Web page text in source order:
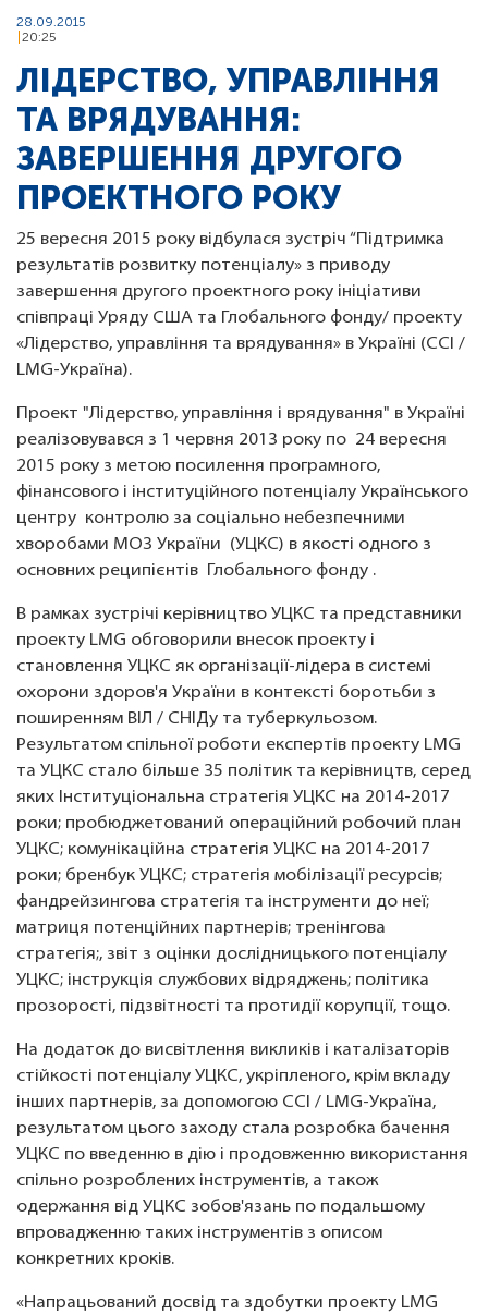
28.09.2015
20:25
ЛІДЕРСТВО, УПРАВЛІННЯ
ТА ВРЯДУВАННЯ:
ЗАВЕРШЕННЯ ДРУГОГО
ПРОЕКТНОГО РОКУ
25 вересня 2015 року відбулася зустріч “Підтримка
результатів розвитку потенціалу» з приводу
завершення другого проектного року ініціативи
співпраці Уряду США та Глобального фонду/ проекту
«Лідерство, управління та врядування» в Україні (CCI /
LMG-Україна).
Проект "Лідерство, управління і врядування" в Україні
реалізовувався з 1 червня 2013 року по 24 вересня
2015 року з метою посилення програмного,
фінансового і інституційного потенціалу Українського
центру контролю за соціально небезпечними
хворобами МОЗ України (УЦКС) в якості одного з
основних реципієнтів Глобального фонду .
В рамках зустрічі керівництво УЦКС та представники
проекту LMG обговорили внесок проекту і
становлення УЦКС як організації-лідера в системі
охорони здоров'я України в контексті боротьби з
поширенням ВІЛ / СНІДу та туберкульозом.
Результатом спільної роботи експертів проекту LMG
та УЦКС стало більше 35 політик та керівництв, серед
яких Інституціональна стратегія УЦКС на 2014-2017
роки; пробюджетований операційний робочий план
УЦКС; комунікаційна стратегія УЦКС на 2014-2017
роки; бренбук УЦКС; стратегія мобілізації ресурсів;
фандрейзингова стратегія та інструменти до неї;
матриця потенційних партнерів; тренінгова
стратегія;, звіт з оцінки дослідницького потенціалу
УЦКС; інструкція службових відряджень; політика
прозорості, підзвітності та протидії корупції, тощо.
На додаток до висвітлення викликів і каталізаторів
стійкості потенціалу УЦКС, укріпленого, крім вкладу
інших партнерів, за допомогою CCI / LMG-Україна,
результатом цього заходу стала розробка бачення
УЦКС по введенню в дію і продовженню використання
спільно розроблених інструментів, а також
одержання від УЦКС зобов'язань по подальшому
впровадженню таких інструментів з описом
конкретних кроків.
«Напрацьований досвід та здобутки проекту LMG